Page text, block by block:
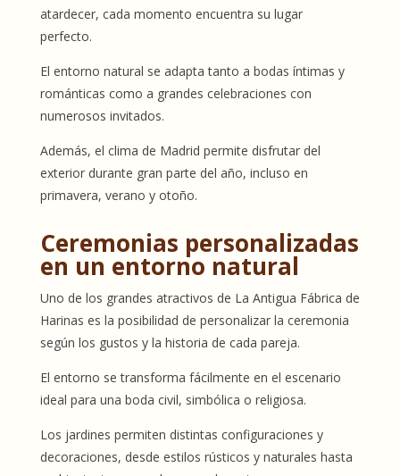
atardecer, cada momento encuentra su lugar
perfecto.
El entorno natural se adapta tanto a bodas íntimas y
románticas como a grandes celebraciones con
numerosos invitados.
Además, el clima de Madrid permite disfrutar del
exterior durante gran parte del año, incluso en
primavera, verano y otoño.
Ceremonias personalizadas
en un entorno natural
Uno de los grandes atractivos de La Antigua Fábrica de
Harinas es la posibilidad de personalizar la ceremonia
según los gustos y la historia de cada pareja.
El entorno se transforma fácilmente en el escenario
ideal para una boda civil, simbólica o religiosa.
Los jardines permiten distintas configuraciones y
decoraciones, desde estilos rústicos y naturales hasta